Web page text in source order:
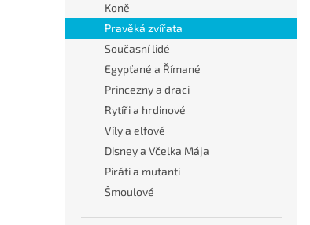
Koně
Pravěká zvířata
Současní lidé
Egypťané a Římané
Princezny a draci
Rytíři a hrdinové
Víly a elfové
Disney a Včelka Mája
Piráti a mutanti
Šmoulové